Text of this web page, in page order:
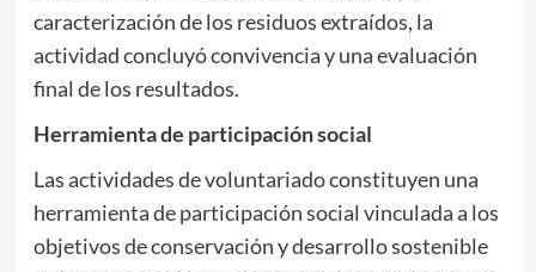
caracterización de los residuos extraídos, la
actividad concluyó convivencia y una evaluación
final de los resultados.
Herramienta de participación social
Las actividades de voluntariado constituyen una
herramienta de participación social vinculada a los
objetivos de conservación y desarrollo sostenible